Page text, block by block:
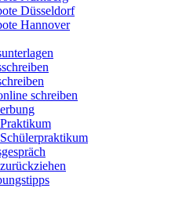
Düsseldorf
Hannover
schreiben